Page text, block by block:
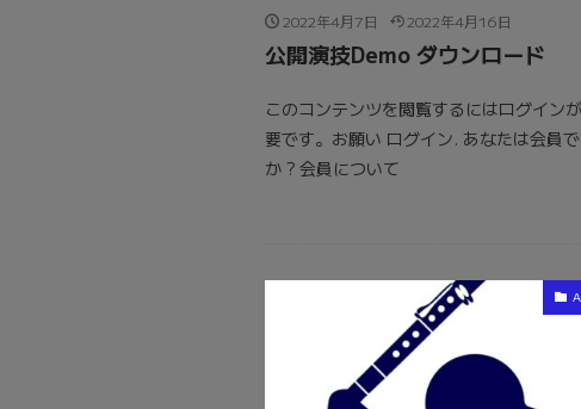
2022年4月7日 2022年4月16日
公開演技Demo ダウンロード
このコンテンツを閲覧するにはログイン
要です。お願い ログイン. あなたは会員
か ? 会員について